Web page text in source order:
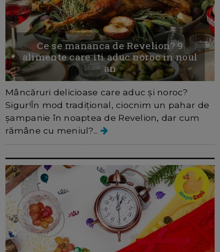
Ce se mananca de Revelion? 9
alimente care iti aduc noroc in noul
an
Mâncăruri delicioase care aduc și noroc?
Sigur!În mod tradițional, ciocnim un pahar de
șampanie în noaptea de Revelion, dar cum
rămâne cu meniul?...